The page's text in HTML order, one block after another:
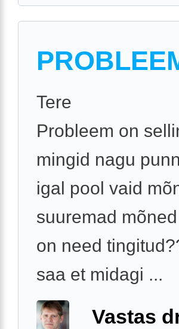
Tere
Probleem on
mingid nagu
igal pool vaid
suuremad
on need
saa et midagi ...
Vastas